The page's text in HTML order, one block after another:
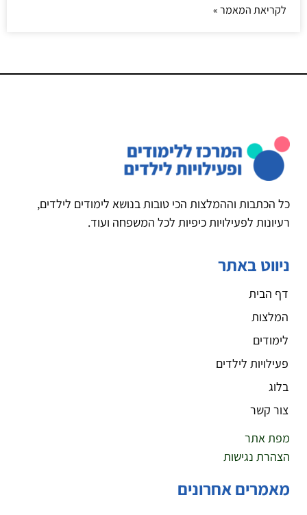
לקריאת המאמר »
כל הכתבות וההמלצות הכי טובות בנושא לימודים לילדים,
רעיונות לפעילויות כיפיות לכל המשפחה ועוד.
ניווט באתר
דף הבית
המלצות
לימודים
פעילויות לילדים
בלוג
צור קשר
מפת אתר
הצהרת נגישות
מאמרים אחרונים